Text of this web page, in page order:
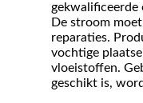
De stroom
reparaties.
vochtige
vloeistoffen.
geschikt is,